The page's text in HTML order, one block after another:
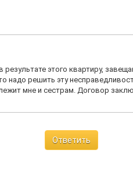
этого квартиру,
надо решить эту
мне и сестрам. Договор
Ответить